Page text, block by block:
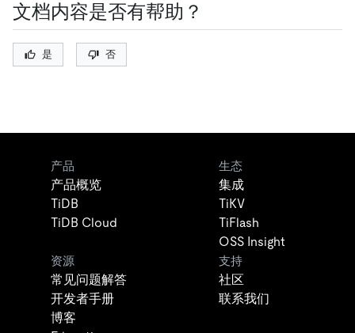
文档内容是否有帮助？
是 否
产品
产品概览
TiDB
TiDB Cloud
生态
集成
TiKV
TiFlash
OSS Insight
资源
常见问题解答
开发者手册
博客
支持
社区
联系我们